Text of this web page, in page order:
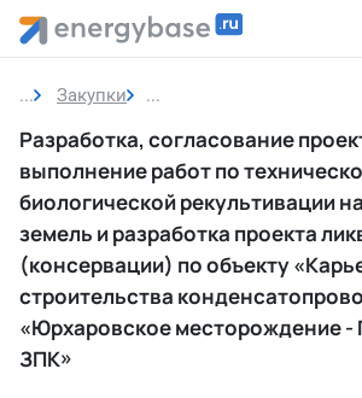
Закупки Закупка
Разработка, согласование
выполнение работ по
биологической рекультивации
земель и разработка проекта
(консервации) по объекту
строительства
«Юрхаровское месторождение -
ЗПК»